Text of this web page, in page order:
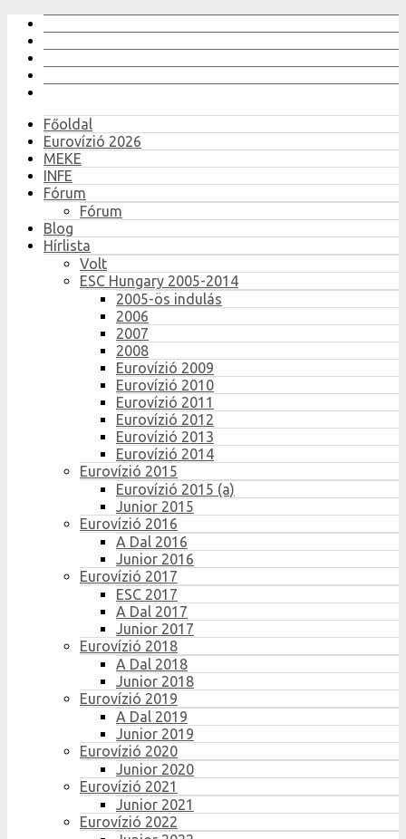
Főoldal
Eurovízió 2026
MEKE
INFE
Fórum
Fórum
Blog
Hírlista
Volt
ESC Hungary 2005-2014
2005-ös indulás
2006
2007
2008
Eurovízió 2009
Eurovízió 2010
Eurovízió 2011
Eurovízió 2012
Eurovízió 2013
Eurovízió 2014
Eurovízió 2015
Eurovízió 2015 (a)
Junior 2015
Eurovízió 2016
A Dal 2016
Junior 2016
Eurovízió 2017
ESC 2017
A Dal 2017
Junior 2017
Eurovízió 2018
A Dal 2018
Junior 2018
Eurovízió 2019
A Dal 2019
Junior 2019
Eurovízió 2020
Junior 2020
Eurovízió 2021
Junior 2021
Eurovízió 2022